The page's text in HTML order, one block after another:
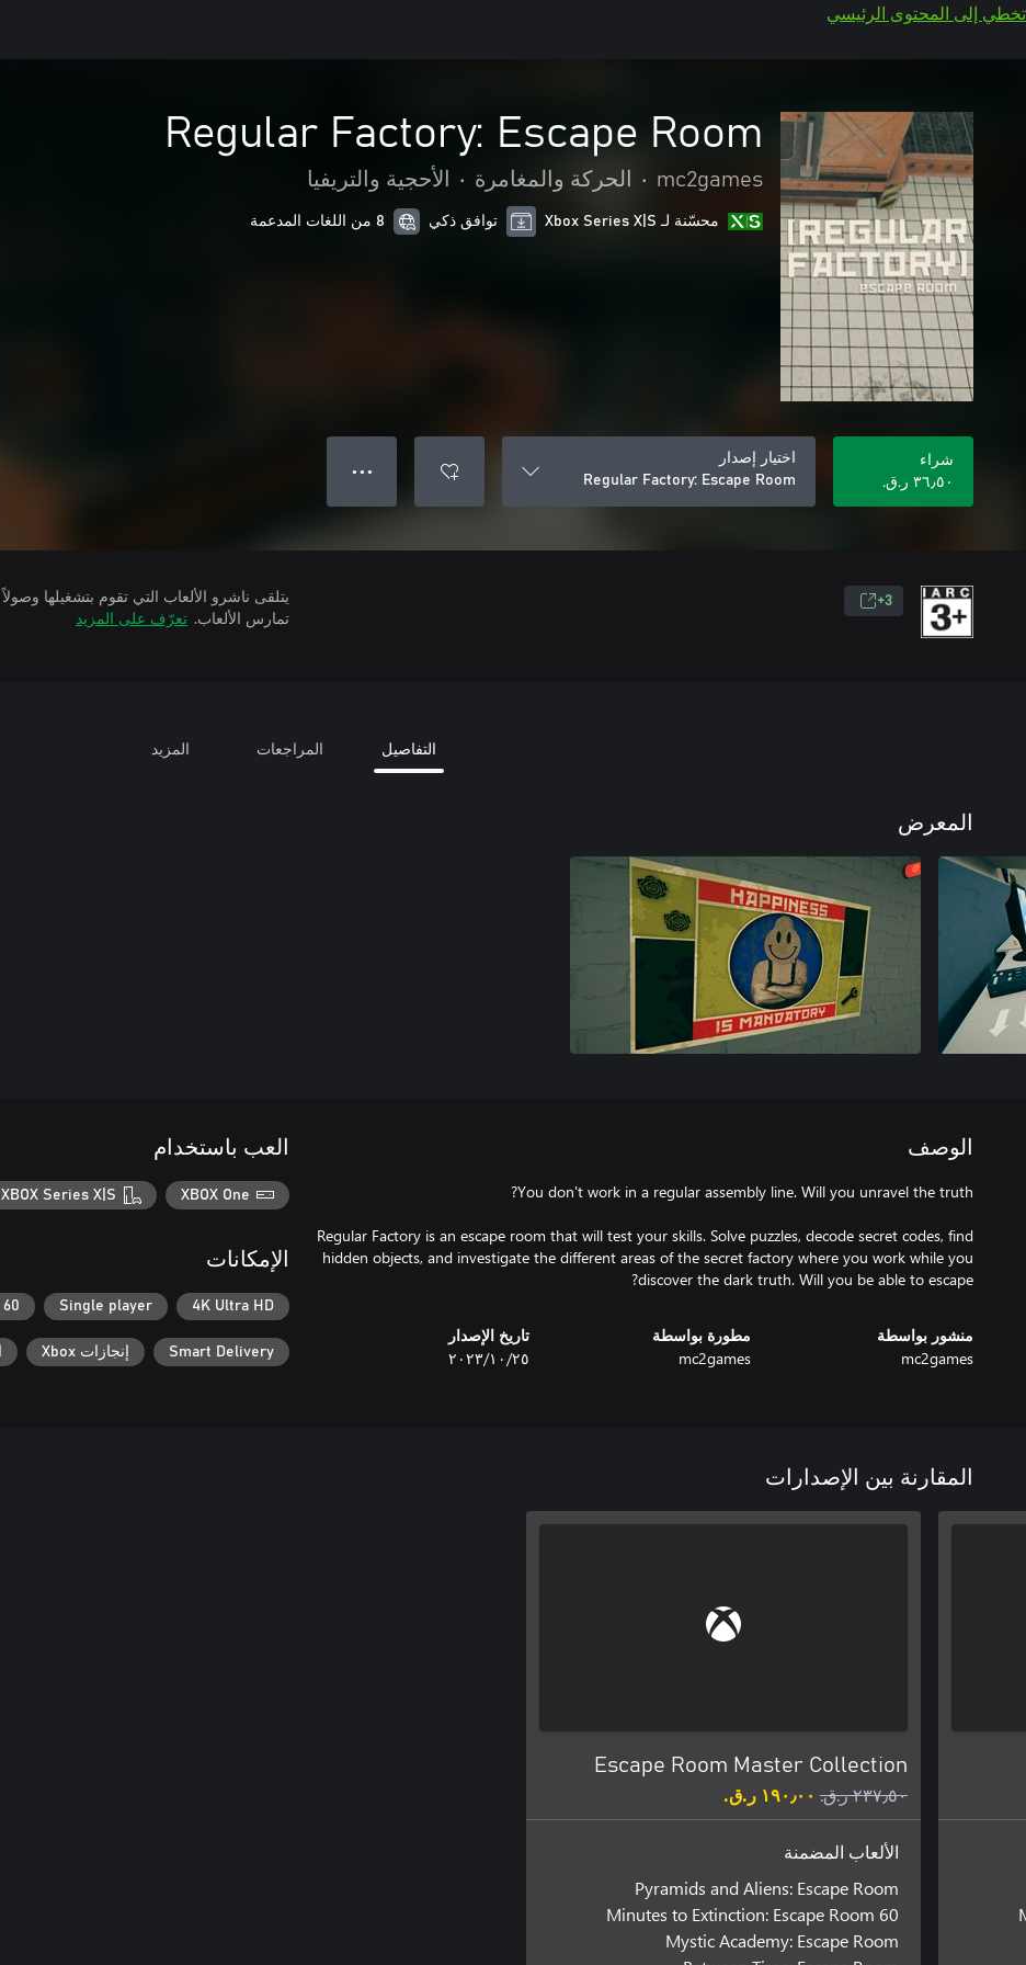
تخطي إلى المحتوى الرئيسي
Regular Factory: Escape Room
mc2games
• الحركة والمغامرة • الأحجية والتريفيا
محسّنة لـ Xbox Series X|S توافق ذكي 8 من اللغات المدعمة
شراء
٣٦٫٥٠ ر.ق.‏
اختيار إصدار
Regular Factory: Escape Room
● ● ●
3+
تمارس الألعاب. تعرّف على المزيد
التفاصيل المراجعات المزيد
المعرض
الوصف
Regular Factory is an escape room that will test your skills. Solve puzzles, decode secret codes, find
hidden objects, and investigate the different areas of the secret factory where you work while you
discover the dark truth. Will you be able to escape?
منشور بواسطة
mc2games
مطورة بواسطة
mc2games
تاريخ الإصدار
٢٥‏/١٠‏/٢٠٢٣
العب باستخدام
XBOX One
XBOX Series X|S
الإمكانات
4K Ultra HD
Single player
60 fps+
Smart Delivery إنجازات Xbox
المقارنة بين الإصدارات
Escape Room Master Collection
٢٣٧٫٥٠ ر.ق.‏ ١٩٠٫٠٠ ر.ق.‏
الألعاب المضمنة
Pyramids and Aliens: Escape Room
60 Minutes to Extinction: Escape Room
Mystic Academy: Escape Room